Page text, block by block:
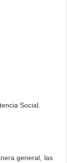
Social.
general, las